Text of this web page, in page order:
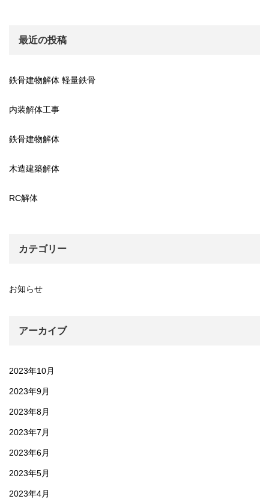
最近の投稿
鉄骨建物解体 軽量鉄骨
内装解体工事
鉄骨建物解体
木造建築解体
RC解体
カテゴリー
お知らせ
アーカイブ
2023年10月
2023年9月
2023年8月
2023年7月
2023年6月
2023年5月
2023年4月